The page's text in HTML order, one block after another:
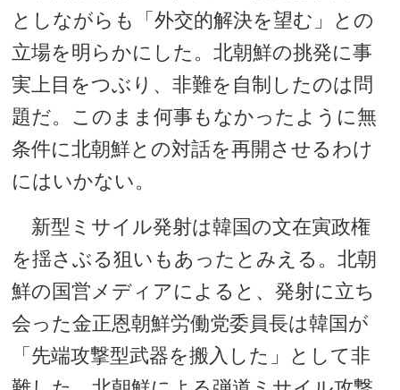
としながらも「外交的解決を望む」との
立場を明らかにした。北朝鮮の挑発に事
実上目をつぶり、非難を自制したのは問
題だ。このまま何事もなかったように無
条件に北朝鮮との対話を再開させるわけ
にはいかない。
新型ミサイル発射は韓国の文在寅政権
を揺さぶる狙いもあったとみえる。北朝
鮮の国営メディアによると、発射に立ち
会った金正恩朝鮮労働党委員長は韓国が
「先端攻撃型武器を搬入した」として非